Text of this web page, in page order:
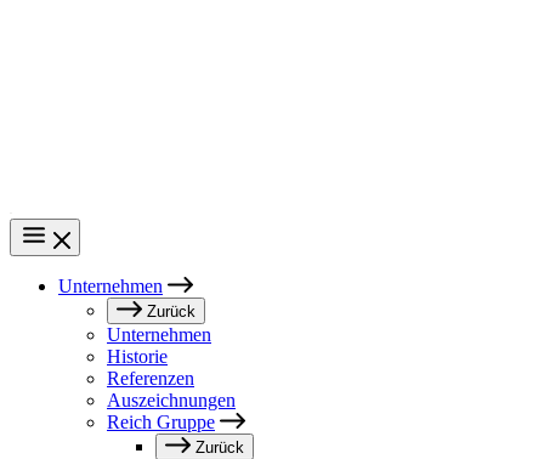
navigation
Unternehmen
Zurück
Unternehmen
Historie
Referenzen
Auszeichnungen
Reich Gruppe
Zurück